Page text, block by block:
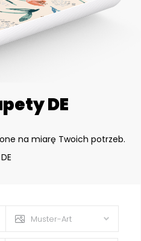
DE
na miarę Twoich potrzeb.
DE
Muster-Art